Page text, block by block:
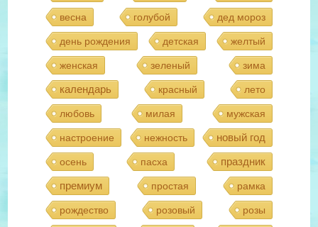
весна голубой дед мороз
день рождения детская желтый
женская зеленый зима
календарь красный лето
любовь милая мужская
настроение нежность новый год
осень пасха
праздник
премиум
простая рамка
рождество розовый розы